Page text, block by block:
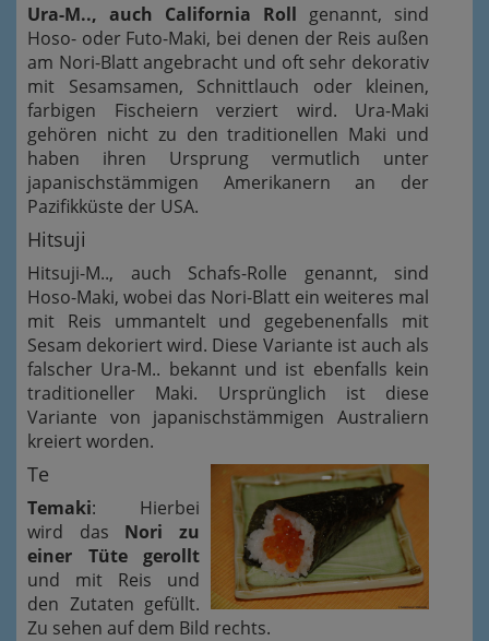
Ura-M.., auch California Roll genannt, sind
Hoso- oder Futo-Maki, bei denen der Reis außen
am Nori-Blatt angebracht und oft sehr dekorativ
mit Sesamsamen, Schnittlauch oder kleinen,
farbigen Fischeiern verziert wird. Ura-Maki
gehören nicht zu den traditionellen Maki und
haben ihren Ursprung vermutlich unter
japanischstämmigen Amerikanern an der
Pazifikküste der USA.
Hitsuji
Hitsuji-M.., auch Schafs-Rolle genannt, sind
Hoso-Maki, wobei das Nori-Blatt ein weiteres mal
mit Reis ummantelt und gegebenenfalls mit
Sesam dekoriert wird. Diese Variante ist auch als
falscher Ura-M.. bekannt und ist ebenfalls kein
traditioneller Maki. Ursprünglich ist diese
Variante von japanischstämmigen Australiern
kreiert worden.
Te
Temaki: Hierbei
wird das Nori zu
einer Tüte gerollt
und mit Reis und
den Zutaten gefüllt.
Zu sehen auf dem Bild rechts.